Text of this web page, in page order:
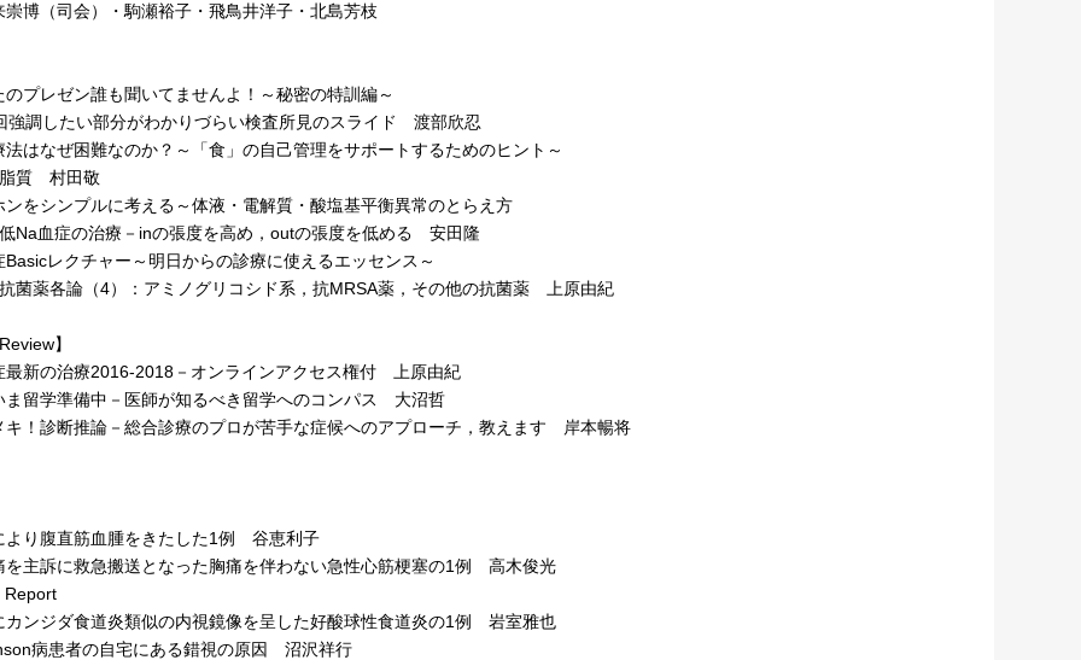
（司会）・駒瀬裕子・飛鳥井洋子・北島芳枝
のプレゼン誰も聞いてませんよ！～秘密の特訓編～
調したい部分がわかりづらい検査所見のスライド 渡部欣忍
法はなぜ困難なのか？～「食」の自己管理をサポートするためのヒント～
質 村田敬
ンをシンプルに考える～体液・電解質・酸塩基平衡異常のとらえ方
血症の治療－inの張度を高め，outの張度を低める 安田隆
Basicレクチャー～明日からの診療に使えるエッセンス～
薬各論（4）：アミノグリコシド系，抗MRSA薬，その他の抗菌薬 上原由紀
】
新の治療2016-2018－オンラインアクセス権付 上原由紀
留学準備中－医師が知るべき留学へのコンパス 大沼哲
！診断推論－総合診療のプロが苦手な症候へのアプローチ，教えます 岸本暢将
り腹直筋血腫をきたした1例 谷恵利子
主訴に救急搬送となった胸痛を伴わない急性心筋梗塞の1例 高木俊光
Report
ンジダ食道炎類似の内視鏡像を呈した好酸球性食道炎の1例 岩室雅也
病患者の自宅にある錯視の原因 沼沢祥行